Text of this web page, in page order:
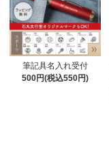
筆記具名入れ受付
500円(税込550円)